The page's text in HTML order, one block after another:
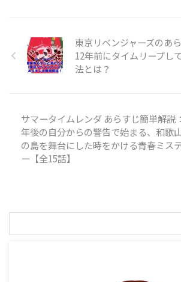
あらすじを簡単に紹介していきま
すね。 タイムリープものが好き
な方、ミステリーが好きな方、こ
を行ったり来たりする不思議な物
語なんです。 主人公の慎平が幼な
じみの潮の死の真相を探るため、
何度も過去に戻って奮闘する姿
に、きっとハラハラドキドキする
ですよ。 そして、この作品の ...
いですよ
設定なん
がポイン
に戻って
ら未来を
って新鮮
東京リベンジャーズのあ
12年前にタイムリープし
法とは？
サマータイムレンダ あらすじ簡単解説
年後の自分からの警告で始まる、和歌
の島を舞台にした時をかける青春ミス
ー【全15話】